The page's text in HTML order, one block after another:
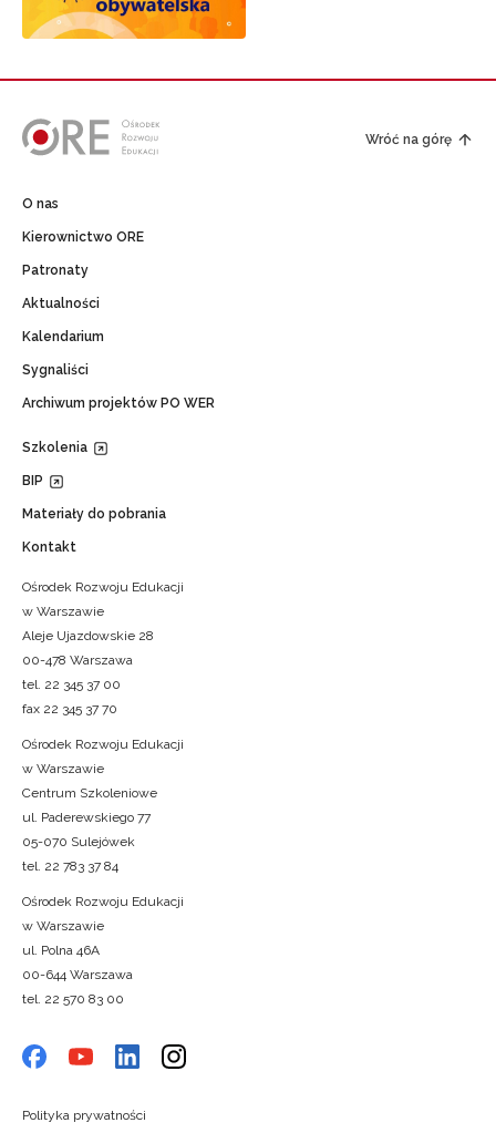
Wróć na górę
O nas
Kierownictwo ORE
Patronaty
Aktualności
Kalendarium
Sygnaliści
Archiwum projektów PO WER
Szkolenia
BIP
Materiały do pobrania
Kontakt
Ośrodek Rozwoju Edukacji
w Warszawie
Aleje Ujazdowskie 28
00-478 Warszawa
tel. 22 345 37 00
fax 22 345 37 70
Ośrodek Rozwoju Edukacji
w Warszawie
Centrum Szkoleniowe
ul. Paderewskiego 77
05-070 Sulejówek
tel. 22 783 37 84
Ośrodek Rozwoju Edukacji
w Warszawie
ul. Polna 46A
00-644 Warszawa
tel. 22 570 83 00
Polityka prywatności